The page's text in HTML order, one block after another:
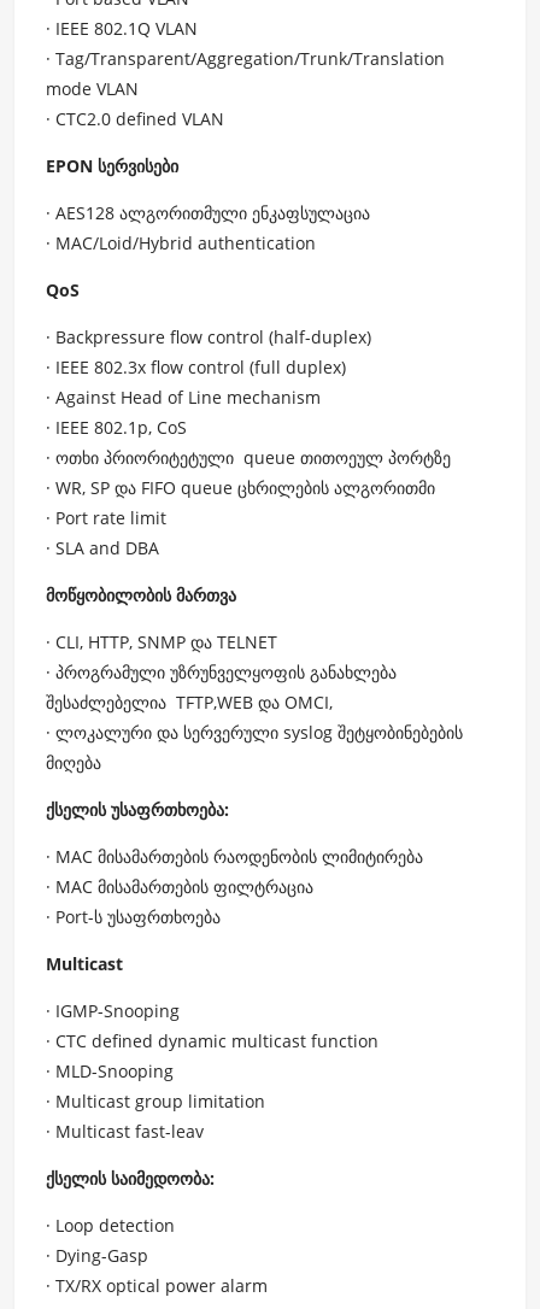
· IEEE 802.1Q VLAN
· Tag/Transparent/Aggregation/Trunk/Translation
mode VLAN
· CTC2.0 defined VLAN
EPON სერვისები
· AES128 ალგორითმული ენკაფსულაცია
· MAC/Loid/Hybrid authentication
QoS
· Backpressure flow control (half-duplex)
· IEEE 802.3x flow control (full duplex)
· Against Head of Line mechanism
· IEEE 802.1p, CoS
· ოთხი პრიორიტეტული queue თითოეულ პორტზე
· WR, SP და FIFO queue ცხრილების ალგორითმი
· Port rate limit
· SLA and DBA
მოწყობილობის მართვა
· CLI, HTTP, SNMP და TELNET
· პროგრამული უზრუნველყოფის განახლება
შესაძლებელია TFTP,WEB და OMCI,
· ლოკალური და სერვერული syslog შეტყობინებების
მიღება
ქსელის უსაფრთხოება:
· MAC მისამართების რაოდენობის ლიმიტირება
· MAC მისამართების ფილტრაცია
· Port-ს უსაფრთხოება
Multicast
· IGMP-Snooping
· CTC defined dynamic multicast function
· MLD-Snooping
· Multicast group limitation
· Multicast fast-leav
ქსელის საიმედოობა:
· Loop detection
· Dying-Gasp
· TX/RX optical power alarm